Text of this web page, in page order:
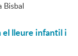
Bisbal
el lleure infantil i